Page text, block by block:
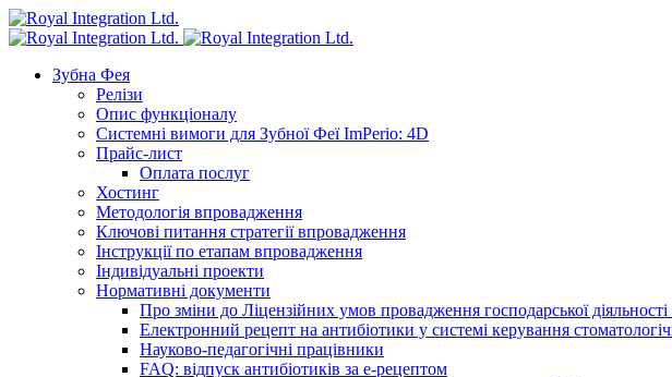
Зубна Фея
Релізи
Опис функціоналу
Системні вимоги для Зубної Феї ImPerio: 4D
Прайс-лист
Оплата послуг
Хостинг
Методологія впровадження
Ключові питання стратегії впровадження
Інструкції по етапам впровадження
Індивідуальні проекти
Нормативні документи
Про зміни до Ліцензійних умов провадження господарської
Електронний рецепт на антибіотики у системі керування
Науково-педагогічні працівники
FAQ: відпуск антибіотиків за е-рецептом